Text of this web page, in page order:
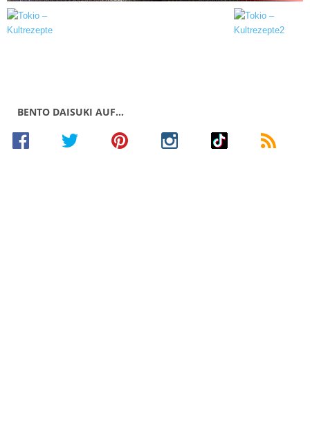
BENTO DAISUKI AUF…